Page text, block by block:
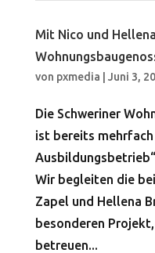
Mit Nico und
von pxmedia | Juni 3,
Die Schweriner
ist bereits mehrfach
Wir begleiten die
Zapel und Hellena
besonderen
betreuen...